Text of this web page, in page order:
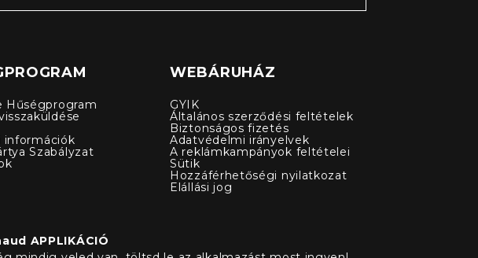
Hűségprogram
információk
Szabályzat
WEBÁRUHÁZ
GYIK
Általános szerződési feltételek
Biztonságos fizetés
Adatvédelmi irányelvek
A reklámkampányok feltételei
Sütik
Hozzáférhetőségi nyilatkozat
Elállási jog
APPLIKÁCIÓ